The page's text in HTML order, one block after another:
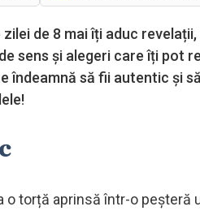
de 8 mai îți aduc
sens și alegeri care îți pot
îndeamnă să fii autentic și
o torță aprinsă într-o